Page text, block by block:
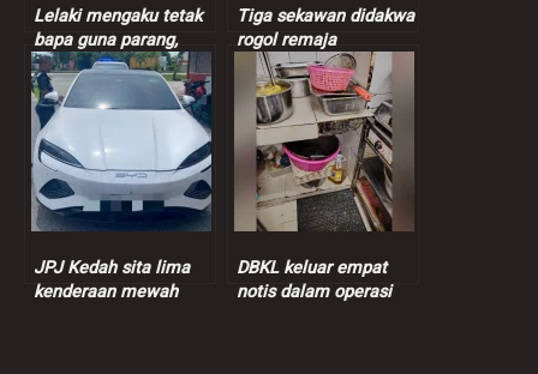
Lelaki mengaku tetak
bapa guna parang,
bakar dua kenderaan
Tiga sekawan didakwa
rogol remaja
perempuan 13 tahun
JPJ Kedah sita lima
kenderaan mewah
DBKL keluar empat
notis dalam operasi